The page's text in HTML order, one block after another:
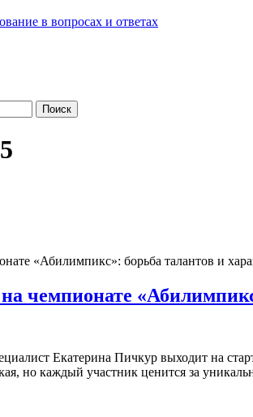
в вопросах и ответах
чемпионате
Екатерина Пичкур выходит на
но каждый участник ценится за